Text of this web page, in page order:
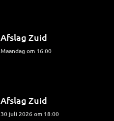
Afslag Zuid
maandag om 16:00
Afslag Zuid
30 juli 2026 om 18:00